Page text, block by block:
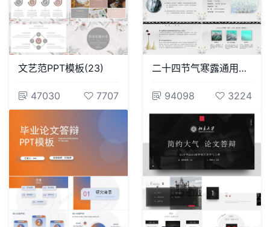
文艺范PPT模板(23)
47030 7707
二十四节气寒露通用PPT模板(6)
94098 3224